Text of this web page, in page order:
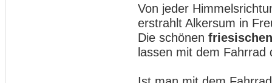
Von jeder
erstrahlt Alkersum in
Die schönen
lassen mit dem